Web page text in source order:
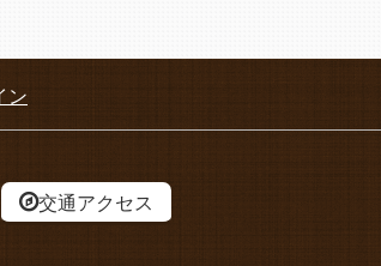
ン
交通アクセス